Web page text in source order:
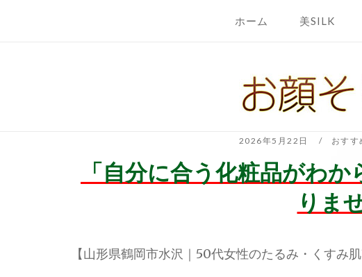
ホーム 美SILK
2026年5月22日 おすす
「自分に合う化粧品がわ
りま
【山形県鶴岡市水沢｜50代女性のたるみ・くすみ肌